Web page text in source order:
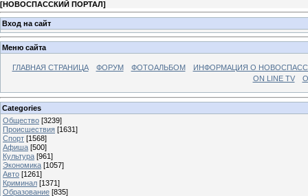
[НОВОСПАССКИЙ ПОРТАЛ]
Вход на сайт
Меню сайта
ГЛАВНАЯ СТРАНИЦА ФОРУМ ФОТОАЛЬБОМ
ИНФОРМАЦИЯ О
ON LINE TV
Categories
Общество [3239]
Происшествия [1631]
Спорт [1568]
Афиша [500]
Культура [961]
Экономика [1057]
Авто [1261]
Криминал [1371]
Образование [835]